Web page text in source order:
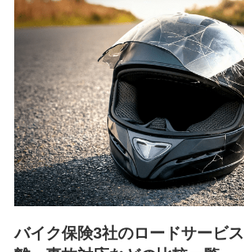
当社ではご本人の同意がある場合または
合を除き、第三者に提供いたしません。
業務の委託
当社は利用目的の達成に必要な範囲内に
の取り扱いの全部または一部を委託する
す。
個人データの共同利用
当社は株式会社NTTドコモとの間で、
【共同して利用される利用データの項目
バイク保険3社のロードサービ